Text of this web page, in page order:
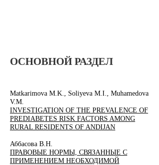
ОСНОВНОЙ РАЗДЕЛ
​Matkarimova M.K., Soliyeva M.I., Muhamedova
V.M.
INVESTIGATION OF THE PREVALENCE OF
PREDIABETES RISK FACTORS AMONG
RURAL RESIDENTS OF ANDIJAN
Аббасова В.Н.
ПРАВОВЫЕ НОРМЫ, СВЯЗАННЫЕ С
ПРИМЕНЕНИЕМ НЕОБХОДИМОЙ